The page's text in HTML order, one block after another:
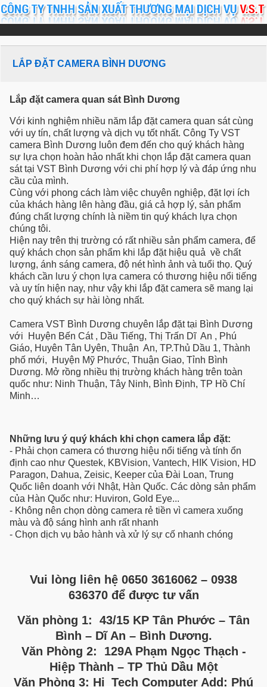
LẮP ĐẶT CAMERA BÌNH DƯƠNG
Lắp đặt camera quan sát Bình Dương
Với kinh nghiệm nhiều năm lắp đặt camera quan sát cùng
với uy tín, chất lượng và dịch vụ tốt nhất. Công Ty VST
camera Bình Dương luôn đem đến cho quý khách hàng
sự lựa chọn hoàn hảo nhất khi chọn lắp đặt camera quan
sát tại VST Bình Dương với chi phí hợp lý và đáp ứng nhu
cầu của mình.
Cùng với phong cách làm việc chuyên nghiệp, đặt lợi ích
của khách hàng lên hàng đầu, giá cả hợp lý, sản phẩm
đúng chất lượng chính là niềm tin quý khách lựa chọn
chúng tôi.
Hiện nay trên thị trường có rất nhiều sản phẩm camera, để
quý khách chọn sản phẩm khi lắp đặt hiệu quả về chất
lượng, ánh sáng camera, độ nét hình ảnh và tuổi thọ. Quý
khách cần lưu ý chọn lựa camera có thương hiệu nổi tiếng
và uy tín hiện nay, như vậy khi lắp đặt camera sẽ mang lại
cho quý khách sự hài lòng nhất.
Camera VST Bình Dương chuyên lắp đặt tại Bình Dương
với Huyện Bến Cát , Dầu Tiếng, Thị Trấn Dĩ An , Phú
Giáo, Huyên Tân Uyên, Thuận An, TP.Thủ Dầu 1, Thành
phố mới, Huyện Mỹ Phước, Thuận Giao, Tỉnh Bình
Dương. Mở rồng nhiều thị trường khách hàng trên toàn
quốc như: Ninh Thuận, Tây Ninh, Bình Định, TP Hồ Chí
Minh…
Những lưu ý quý khách khi chọn camera lắp đặt:
- Phải chọn camera có thương hiệu nổi tiếng và tính ổn
định cao như Questek, KBVision, Vantech, HIK Vision, HD
Paragon, Dahua, Zeisic, Keeper của Đài Loan, Trung
Quốc liên doanh với Nhật, Hàn Quốc. Các dòng sản phẩm
của Hàn Quốc như: Huviron, Gold Eye...
- Không nên chọn dòng camera rẻ tiền vì camera xuống
màu và độ sáng hình anh rất nhanh
- Chọn dịch vụ bảo hành và xử lý sự cố nhanh chóng
Vui lòng liên hệ 0650 3616062 – 0938
636370 để được tư vấn
Văn phòng 1: 43/15 KP Tân Phước – Tân
Bình – Dĩ An – Bình Dương.
Văn Phòng 2: 129A Phạm Ngọc Thạch -
Hiệp Thành – TP Thủ Dầu Một
Văn Phòng 3: Hi_Tech Computer Add: Phú